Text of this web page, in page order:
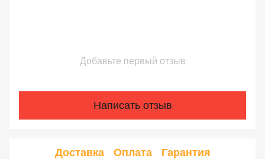
Добавьте первый отзыв
Написать отзыв
Доставка Оплата Гарантия